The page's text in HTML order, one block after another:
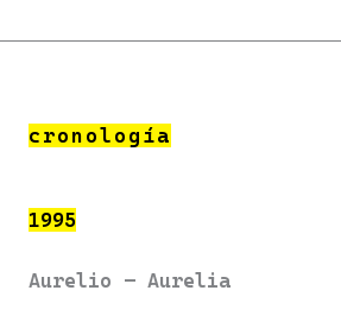
cronología
1995
Aurelio – Aurelia